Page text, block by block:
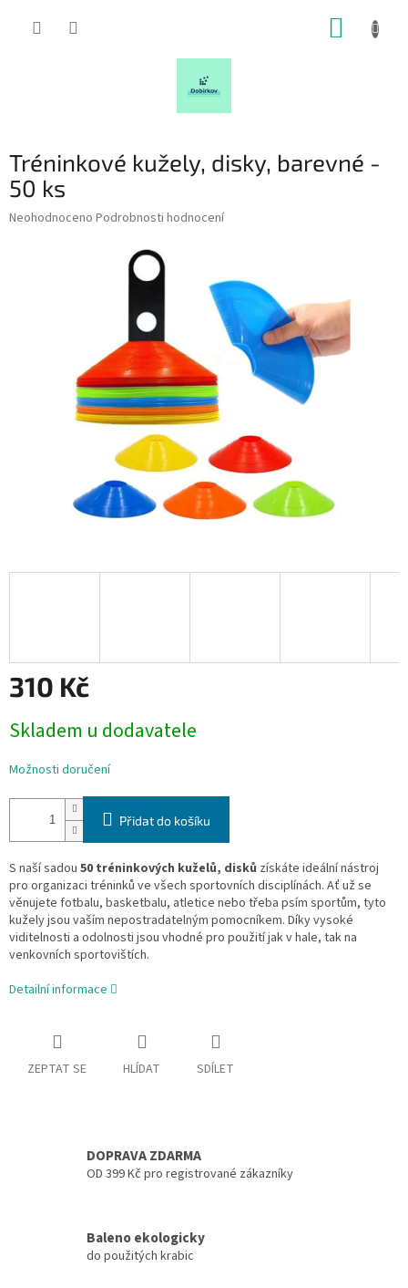
Tréninkové kužely, disky, barevné -
50 ks
Průměrné
Neohodnoceno Podrobnosti hodnocení
310 Kč
cena:
Skladem u dodavatele
Možnosti doručení
Přidat do košíku
S naší sadou 50 tréninkových kuželů, disků získáte ideální nástroj
pro organizaci tréninků ve všech sportovních disciplínách. Ať už se
věnujete fotbalu, basketbalu, atletice nebo třeba psím sportům, tyto
kužely jsou vaším nepostradatelným pomocníkem. Díky vysoké
viditelnosti a odolnosti jsou vhodné pro použití jak v hale, tak na
venkovních sportovištích.
Detailní informace
ZEPTAT SE HLÍDAT SDÍLET
DOPRAVA ZDARMA
OD 399 Kč pro registrované zákazníky
Baleno ekologicky
do použitých krabic